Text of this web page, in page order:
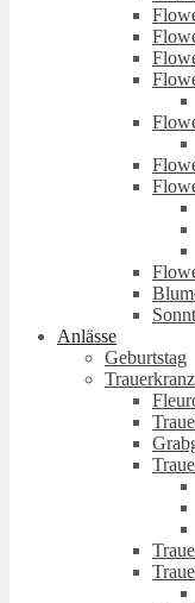
Anlässe
Geburtstag